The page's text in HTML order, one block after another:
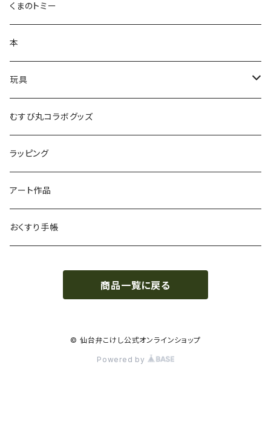
くまのトミー
本
玩具
かるた
むすび丸コラボグッズ
ラッピング
アート作品
おくすり手帳
商品一覧に戻る
© 仙台弁こけし公式オンラインショップ
Powered by